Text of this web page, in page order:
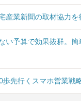
産業新聞の取材協力を
い予算で効果抜群。
歩先行くスマホ営業